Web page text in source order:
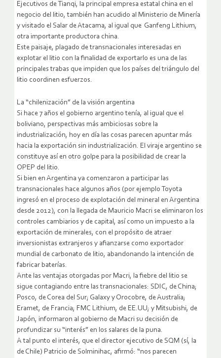
Ejecutivos de Tianqi, la principal empresa estatal china en el
negocio del litio, también han acudido al Ministerio de Minería
y visitado el Salar de Atacama, al igual que Ganfeng Lithium,
otra importante productora china.
Este paisaje, plagado de transnacionales interesadas en
explotar el litio con la finalidad de exportarlo es una de las
principales trabas que impiden que los países del triángulo del
litio coordinen esfuerzos.
La “chilenización” de la visión argentina
Si hace 7 años el gobierno argentino tenía, al igual que el
boliviano, perspectivas más ambiciosas sobre la
industrialización, hoy en día las cosas parecen apuntar más
hacia la exportación sin industrialización. El viraje argentino se
constituye así en otro golpe para la posibilidad de crear la
OPEP del litio.
Si bien en Argentina ya comenzaron a participar las
transnacionales hace algunos años (por ejemplo Toyota
ingresó en el proceso de explotación del mineral en Argentina
desde 2012), con la llegada de Mauricio Macri se eliminaron los
controles cambiarios y de capital, así como un impuesto a la
exportación de minerales, con el propósito de atraer
inversionistas extranjeros y afianzarse como exportador
mundial de carbonato de litio, abandonando la intención de
fabricar baterías.
Ante las ventajas otorgadas por Macri, la fiebre del litio se
sigue contagiando entre las transnacionales: SDIC, de China;
Posco, de Corea del Sur; Galaxy y Orocobre, de Australia;
Eramet, de Francia; FMC Lithium, de EE.UU; y Mitsubishi, de
Japón, informaron al gobierno de Macri su decisión de
profundizar su “interés” en los salares de la puna.
A tal punto el interés, que el director ejecutivo de SQM (sí, la
de Chile) Patricio de Solminihac, afirmó: “nos parecen